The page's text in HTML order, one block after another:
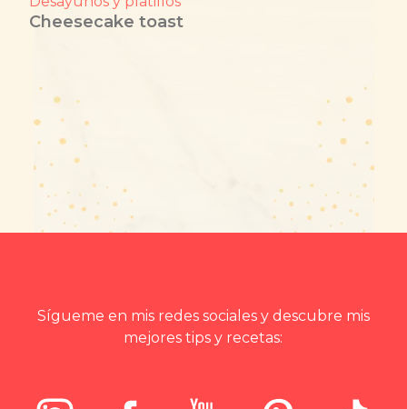
Cheesecake toast
Sígueme en mis redes sociales y descubre mis
mejores tips y recetas: